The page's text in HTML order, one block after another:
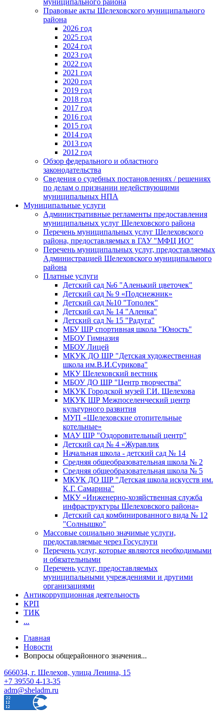
Правовые акты Шелеховского муниципального
района
2026 год
2025 год
2024 год
2023 год
2022 год
2021 год
2020 год
2019 год
2018 год
2017 год
2016 год
2015 год
2014 год
2013 год
2012 год
Обзор федерального и областного
законодательства
Сведения о судебных постановлениях / решениях
по делам о признании недействующими
муниципальных НПА
Муниципальные услуги
Административные регламенты предоставления
муниципальных услуг Шелеховского района
Перечень муниципальных услуг Шелеховского
района, предоставляемых в ГАУ "МФЦ ИО"
Перечень муниципальных услуг, предоставляемых
Администрацией Шелеховского муниципального
района
Платные услуги
Детский сад №6 "Аленький цветочек"
Детский сад № 9 «Подснежник»
Детский сад №10 "Тополек"
Детский сад № 14 "Аленка"
Детский сад № 15 "Радуга"
МБУ ШР спортивная школа "Юность"
МБОУ Гимназия
МБОУ Лицей
МКУК ДО ШР "Детская художественная
школа им.В.И.Сурикова"
МКУ Шелеховский вестник
МБОУ ДО ШР "Центр творчества"
МКУК Городской музей Г.И. Шелехова
МКУК ШР Межпоселенческий центр
культурного развития
МУП «Шелеховские отопительные
котельные»
МАУ ШР "Оздоровительный центр"
Детский сад № 4 «Журавлик
Начальная школа - детский сад № 14
Средняя общеобразовательная школа № 2
Средняя общеобразовательная школа № 5
МКУК ДО ШР "Детская школа искусств им.
К.Г. Самарина"
МКУ «Инженерно-хозяйственная служба
инфраструктуры Шелеховского района»
Детский сад комбинированного вида № 12
"Солнышко"
Массовые социально значимые услуги,
предоставляемые через Госуслуги
Перечень услуг, которые являются необходимыми
и обязательными
Перечень услуг, предоставляемых
муниципальными учреждениями и другими
организациями
Антикоррупционная деятельность
КРП
ТИК
...
Главная
Новости
Вопросы общерайонного значения...
666034, г. Шелехов, улица Ленина, 15
+7 39550 4-13-35
adm@sheladm.ru